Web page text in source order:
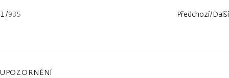
1/935 Předchozí/Další
UPOZORNĚNÍ